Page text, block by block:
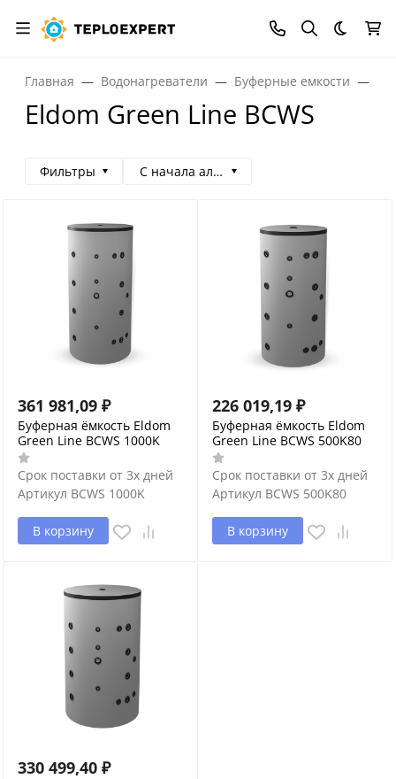
Темная
Главная Водонагреватели Буферные емкости
Eldom Green Line BCWS
Фильтры С начала алфавита
361 981,09 ₽
Буферная ёмкость Eldom
Green Line BCWS 1000K
Срок поставки от 3х дней
Артикул BCWS 1000K
В корзину
226 019,19 ₽
Буферная ёмкость Eldom
Green Line BCWS 500K80
Срок поставки от 3х дней
Артикул BCWS 500K80
В корзину
330 499,40 ₽